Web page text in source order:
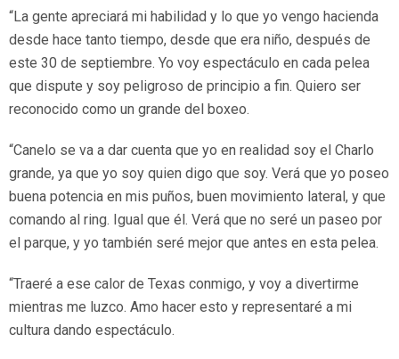
“La gente apreciará mi habilidad y lo que yo vengo hacienda
desde hace tanto tiempo, desde que era niño, después de
este 30 de septiembre. Yo voy espectáculo en cada pelea
que dispute y soy peligroso de principio a fin. Quiero ser
reconocido como un grande del boxeo.
“Canelo se va a dar cuenta que yo en realidad soy el Charlo
grande, ya que yo soy quien digo que soy. Verá que yo poseo
buena potencia en mis puños, buen movimiento lateral, y que
comando al ring. Igual que él. Verá que no seré un paseo por
el parque, y yo también seré mejor que antes en esta pelea.
“Traeré a ese calor de Texas conmigo, y voy a divertirme
mientras me luzco. Amo hacer esto y representaré a mi
cultura dando espectáculo.